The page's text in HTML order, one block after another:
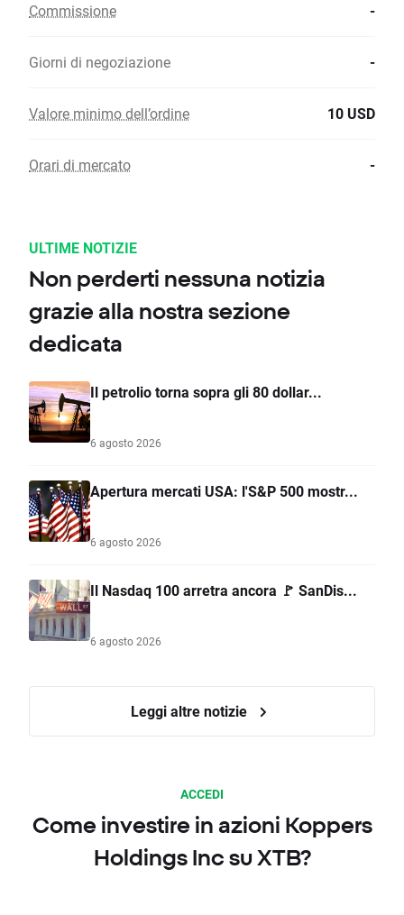
Commissione -
Giorni di negoziazione -
Valore minimo dell’ordine 10 USD
Orari di mercato -
ULTIME NOTIZIE
Non perderti nessuna notizia
grazie alla nostra sezione
dedicata
Il petrolio torna sopra gli 80 dollar...
6 agosto 2026
Apertura mercati USA: l'S&P 500 mostr...
6 agosto 2026
Il Nasdaq 100 arretra ancora 🚩 SanDis...
6 agosto 2026
Leggi altre notizie
ACCEDI
Come investire in azioni Koppers
Holdings Inc su XTB?